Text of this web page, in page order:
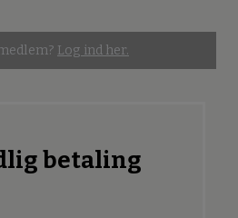
Log ind her.
betaling